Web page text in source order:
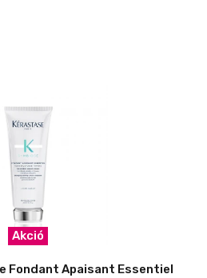
Akció
Fondant Apaisant Essentiel